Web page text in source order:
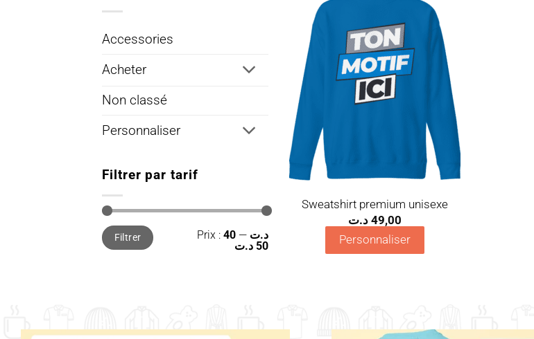
Accessories
Acheter
Non classé
Personnaliser
Filtrer par tarif
Prix
min
Prix
maxFiltrer Prix : 40 د.ت —
50 د.ت
Ajouter
wishlist
Sweatshirt premium unisexe
49,00 د.ت
Personnaliser